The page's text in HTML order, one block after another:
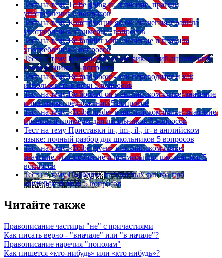
Тест на тему To be going to: значение, правила
употребления 5 вопросов
Тест на тему Конструкция go on: значения, правила
употребления, примеры 5 вопросов
Тест на тему Be familiar with: значение и правила
употребления 5 вопросов
Тест на тему Британский vs американский английский:
в чем разница? 5 вопросов
Тест на тему Be mad about - как переводится и как
использовать в речи 5 вопросов
Тест на тему Be hooked on в английском языке: значение
и примеры предложений 5 вопросов
Тест на тему «To be made» в английском языке: значение,
правила и примеры для школьников 5 вопросов
Тест на тему Приставки in-, im-, il-, ir- в английском
языке: полный разбор для школьников 5 вопросов
Тест на тему «To be given» в английском языке:
значение, употребление и примеры для школьников 5
вопросов
Тест на тему Подборка интересных фактов про
английский язык 5 вопросов
Читайте также
Правописание частицы "не" с причастиями
Как писать верно - "вначале" или "в начале"?
Правописание наречия "пополам"
Как пишется «кто-нибудь» или «кто нибудь»?